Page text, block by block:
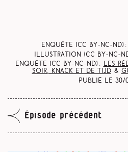
Enquête (CC BY-NC-ND) :
Illustration (CC BY-NC-
Enquête (CC BY-NC-ND) :
Les
Soir, Knack et De Tijd&
Publié le 30/
Épisode précédent